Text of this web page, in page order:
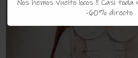
Nos hemos vuelto locos !! Casi
-60% directo